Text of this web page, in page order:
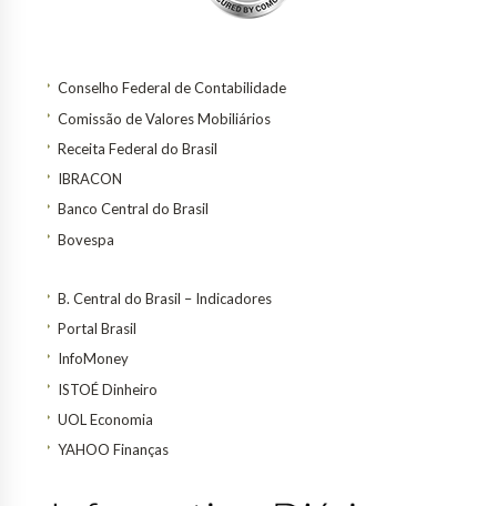
Conselho Federal de Contabilidade
Comissão de Valores Mobiliários
Receita Federal do Brasil
IBRACON
Banco Central do Brasil
Bovespa
B. Central do Brasil – Indicadores
Portal Brasil
InfoMoney
ISTOÉ Dinheiro
UOL Economia
YAHOO Finanças